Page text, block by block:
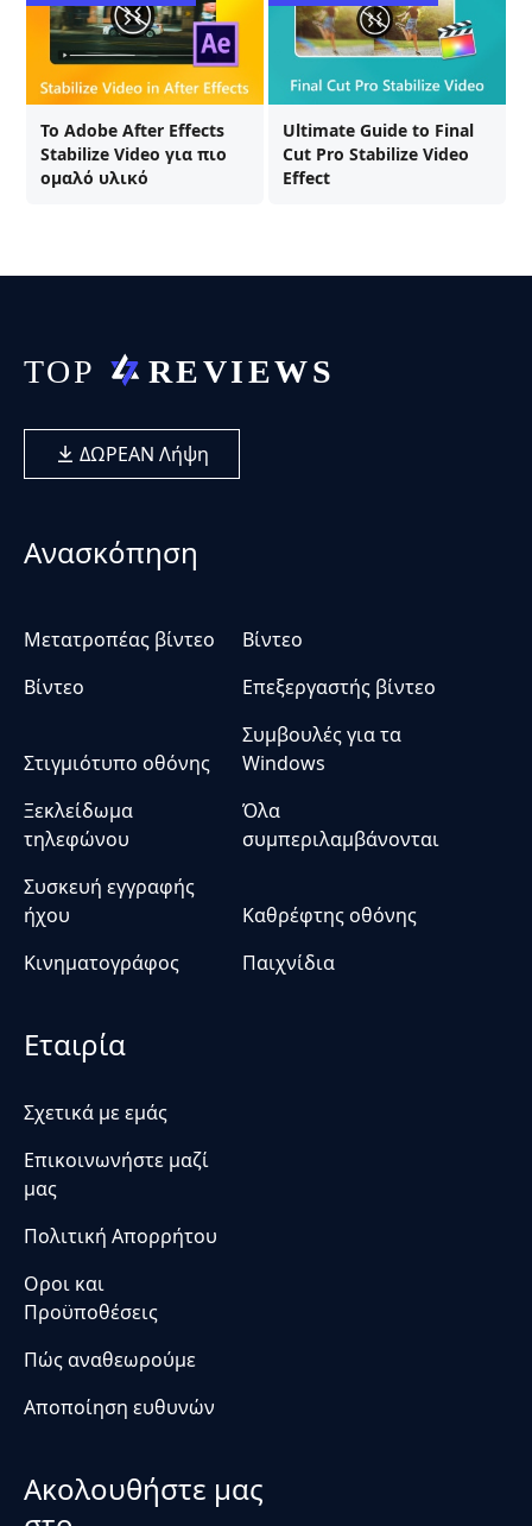
Το Adobe After Effects
Stabilize Video για πιο
ομαλό υλικό
Ultimate Guide to Final
Cut Pro Stabilize Video
Effect
ΔΩΡΕΑΝ Λήψη
Ανασκόπηση
Μετατροπέας βίντεο
Βίντεο
Βίντεο
Επεξεργαστής βίντεο
Στιγμιότυπο οθόνης
Συμβουλές για τα
Windows
Ξεκλείδωμα
τηλεφώνου
Όλα
συμπεριλαμβάνονται
Συσκευή εγγραφής
ήχου
Καθρέφτης οθόνης
Κινηματογράφος
Παιχνίδια
Εταιρία
Σχετικά με εμάς
Επικοινωνήστε μαζί
μας
Πολιτική Απορρήτου
Οροι και
Προϋποθέσεις
Πώς αναθεωρούμε
Αποποίηση ευθυνών
Ακολουθήστε μας